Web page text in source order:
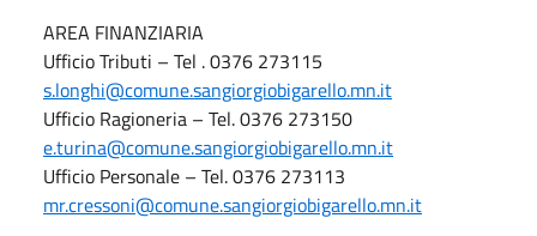
AREA FINANZIARIA
Ufficio Tributi – Tel . 0376 273115
s.longhi@comune.sangiorgiobigarello.mn.it
Ufficio Ragioneria – Tel. 0376 273150
e.turina@comune.sangiorgiobigarello.mn.it
Ufficio Personale – Tel. 0376 273113
mr.cressoni@comune.sangiorgiobigarello.mn.it